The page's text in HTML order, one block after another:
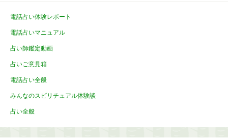
電話占い体験レポート
電話占いマニュアル
占い師鑑定動画
占いご意見箱
電話占い全般
みんなのスピリチュアル体験談
占い全般